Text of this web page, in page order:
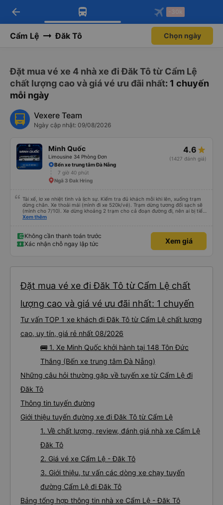
Tải app Vexere ngay!
Nhận ưu đãi thành viên độc
Mở app
Tải app Vexere
-30k/ghế khi đặt vé máy bay qua
Mở app
arrow_back -30k
Cẩm Lệ Đăk Tô Chọn ngày
Đặt mua vé xe 4 nhà xe đi Đăk Tô từ Cẩm Lệ
chất lượng cao và giá vé ưu đãi nhất: 1 chuyến
mỗi ngày
Vexere Team
Ngày cập nhật: 09/08/2026
Minh Quốc
Limousine 34 Phòng Đơn
4.6
(1427 đánh giá)
Bến xe trung tâm Đà Nẵng
7 giờ 40 phút
Ngã 3 Đak Hring
Tài xế, lơ xe nhiệt tình và lịch sự. Kiểm tra đủ khách mỗi khi lên, xuống trạm
dừng chân. Xe thoải mái (mình đi xe 520k/vé). Trạm dừng tương đối sạch sẽ
(mình cho 7/10). Xe dừng khoảng 2 trạm cho cả đoạn đường đi, nên ai bị tiểu
nhiều thì trước khi khởi hành ráng đừng uống nhiều nước nha. Giờ khởi hành
Xem thêm
Không cần thanh toán trước
Xác nhận chỗ ngay lập tức
Xem giá
Đặt mua vé xe đi Đăk Tô từ Cẩm Lệ chất
lượng cao và giá vé ưu đãi nhất: 1 chuyến
Tư vấn TOP 1 xe khách đi Đăk Tô từ Cẩm Lệ chất lượng
cao, uy tín, giá rẻ nhất 08/2026
🚌 1. Xe Minh Quốc khởi hành tại 148 Tôn Đức
Thắng (Bến xe trung tâm Đà Nẵng)
Những câu hỏi thường gặp về tuyến xe từ Cẩm Lệ đi
Đăk Tô
Thông tin tuyến đường
Giới thiệu tuyến đường xe đi Đăk Tô từ Cẩm Lệ
1. Về chất lượng, review, đánh giá nhà xe Cẩm Lệ
Đăk Tô
2. Giá vé xe Cẩm Lệ - Đăk Tô
3. Giới thiệu, tư vấn các dòng xe chạy tuyến
đường Cẩm Lệ đi Đăk Tô
Bảng tổng hợp thông tin nhà xe Cẩm Lệ - Đăk Tô